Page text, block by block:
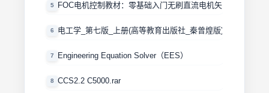
5 FOC电机控制教材：零基础入门无刷直流电机矢量控制技术
6 电工学_第七版_上册(高等教育出版社_秦曾煌版)
7 Engineering Equation Solver（EES）
8 CCS2.2 C5000.rar